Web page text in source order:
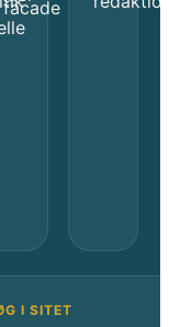
facade
I SITET